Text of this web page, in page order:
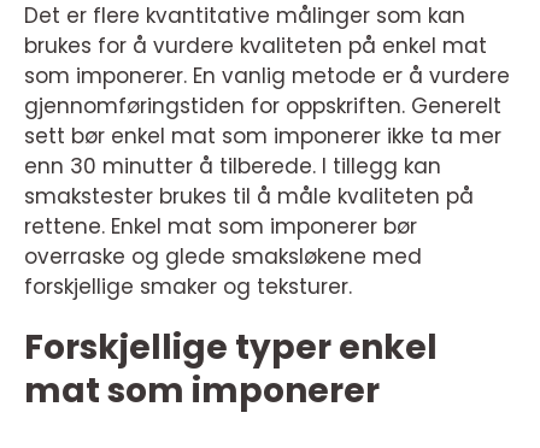
Det er flere kvantitative målinger som kan
brukes for å vurdere kvaliteten på enkel mat
som imponerer. En vanlig metode er å vurdere
gjennomføringstiden for oppskriften. Generelt
sett bør enkel mat som imponerer ikke ta mer
enn 30 minutter å tilberede. I tillegg kan
smakstester brukes til å måle kvaliteten på
rettene. Enkel mat som imponerer bør
overraske og glede smaksløkene med
forskjellige smaker og teksturer.
Forskjellige typer enkel
mat som imponerer